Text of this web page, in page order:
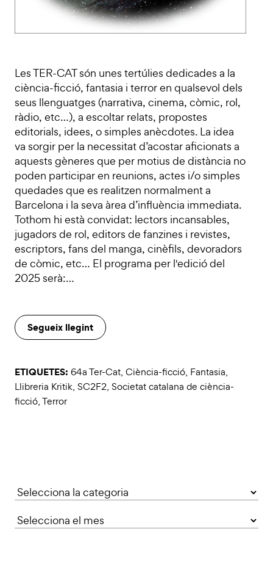
Les TER-CAT són unes tertúlies dedicades a la
ciència-ficció, fantasia i terror en qualsevol dels
seus llenguatges (narrativa, cinema, còmic, rol,
ràdio, etc…), a escoltar relats, propostes
editorials, idees, o simples anècdotes. La idea
va sorgir per la necessitat d’acostar aficionats a
aquests gèneres que per motius de distància no
poden participar en reunions, actes i/o simples
quedades que es realitzen normalment a
Barcelona i la seva àrea d’influència immediata.
Tothom hi està convidat: lectors incansables,
jugadors de rol, editors de fanzines i revistes,
escriptors, fans del manga, cinèfils, devoradors
de còmic, etc… El programa per l'edició del
2025 serà:…
Segueix llegint
ETIQUETES: 64a Ter-Cat, Ciència-ficció, Fantasia,
Llibreria Kritik, SC2F2, Societat catalana de ciència-
ficció,Terror
Categories